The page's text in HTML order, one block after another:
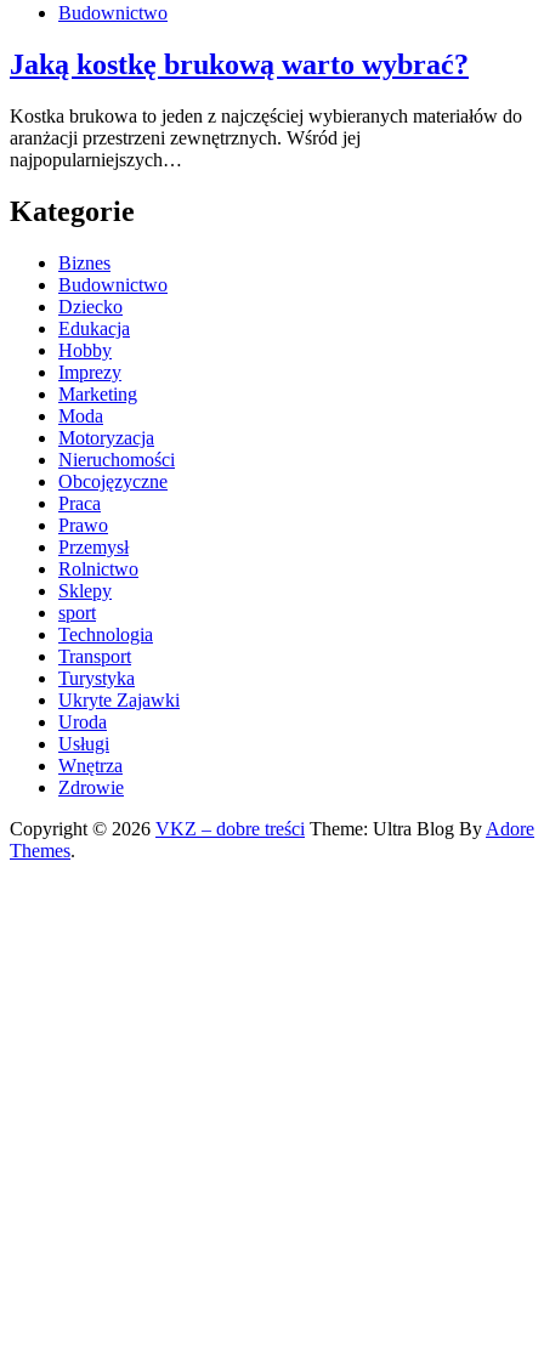
Budownictwo
Jaką kostkę brukową warto wybrać?
Kostka brukowa to jeden z najczęściej wybieranych materiałów do
aranżacji przestrzeni zewnętrznych. Wśród jej
najpopularniejszych…
Kategorie
Biznes
Budownictwo
Dziecko
Edukacja
Hobby
Imprezy
Marketing
Moda
Motoryzacja
Nieruchomości
Obcojęzyczne
Praca
Prawo
Przemysł
Rolnictwo
Sklepy
sport
Technologia
Transport
Turystyka
Ukryte Zajawki
Uroda
Usługi
Wnętrza
Zdrowie
Copyright © 2026 VKZ – dobre treści Theme: Ultra Blog By Adore
Themes.